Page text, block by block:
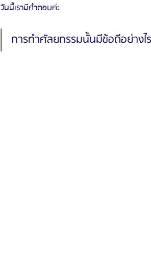
วันนี้เรามีคำตอบค่ะ
การทำศัลยกรรมนั้นมีข้อดีอย่างไ